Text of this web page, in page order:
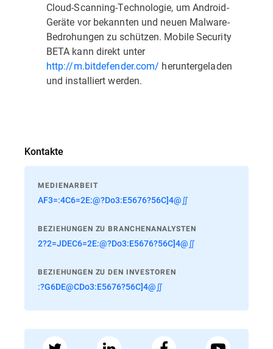
Cloud-Scanning-Technologie, um Android-
Geräte vor bekannten und neuen Malware-
Bedrohungen zu schützen. Mobile Security
BETA kann direkt unter
http://m.bitdefender.com/ heruntergeladen
und installiert werden.
Kontakte
MEDIENARBEIT
AF3=:4C6=2E:@?Do3:E5676?56C]4@∬
BEZIEHUNGEN ZU BRANCHENANALYSTEN
2?2=JDEC6=2E:@?Do3:E5676?56C]4@∬
BEZIEHUNGEN ZU DEN INVESTOREN
:?G6DE@CDo3:E5676?56C]4@∬